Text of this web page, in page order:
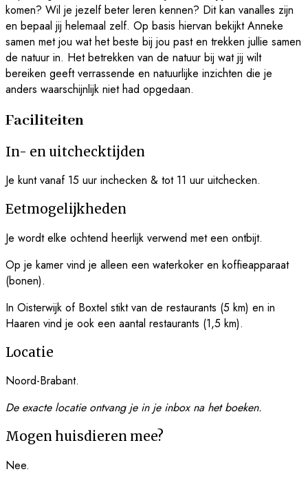
komen? Wil je jezelf beter leren kennen? Dit kan vanalles zijn
en bepaal jij helemaal zelf. Op basis hiervan bekijkt Anneke
samen met jou wat het beste bij jou past en trekken jullie samen
de natuur in. Het betrekken van de natuur bij wat jij wilt
bereiken geeft verrassende en natuurlijke inzichten die je
anders waarschijnlijk niet had opgedaan.
Faciliteiten
In- en uitchecktijden
Je kunt vanaf 15 uur inchecken & tot 11 uur uitchecken.
Eetmogelijkheden
Je wordt elke ochtend heerlijk verwend met een ontbijt.
Op je kamer vind je alleen een waterkoker en koffieapparaat
(bonen).
In Oisterwijk of Boxtel stikt van de restaurants (5 km) en in
Haaren vind je ook een aantal restaurants (1,5 km).
Locatie
Noord-Brabant.
De exacte locatie ontvang je in je inbox na het boeken.
Mogen huisdieren mee?
Nee.